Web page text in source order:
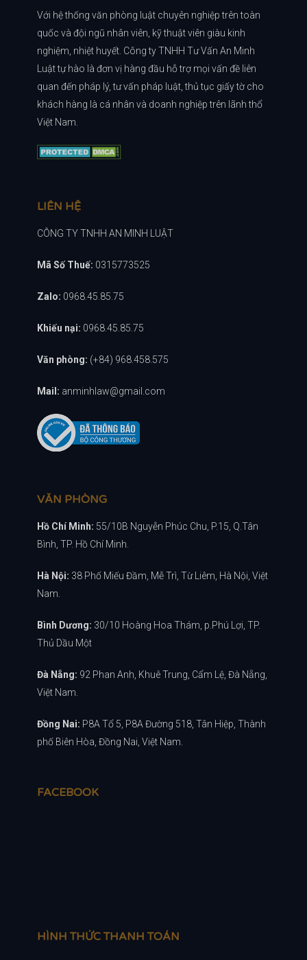
Với hệ thống văn phòng luật chuyên nghiệp trên toàn
quốc và đội ngũ nhân viên, kỹ thuật viên giàu kinh
nghiệm, nhiệt huyết. Công ty TNHH Tư Vấn An Minh
Luật tự hào là đơn vị hàng đầu hỗ trợ mọi vấn đề liên
quan đến pháp lý, tư vấn pháp luật, thủ tục giấy tờ cho
khách hàng là cá nhân và doanh nghiệp trên lãnh thổ
Việt Nam.
LIÊN HỆ
CÔNG TY TNHH AN MINH LUẬT
Mã Số Thuế: 0315773525
Zalo: 0968.45.85.75
Khiếu nại: 0968.45.85.75
Văn phòng: (+84) 968.458.575
Mail: anminhlaw@gmail.com
VĂN PHÒNG
Hồ Chí Minh: 55/10B Nguyễn Phúc Chu, P.15, Q.Tân
Bình, TP. Hồ Chí Minh.
Hà Nội: 38 Phố Miếu Đầm, Mễ Trì, Từ Liêm, Hà Nội, Việt
Nam.
Bình Dương: 30/10 Hoàng Hoa Thám, p.Phú Lợi, TP.
Thủ Dầu Một
Đà Nẵng: 92 Phan Anh, Khuê Trung, Cẩm Lệ, Đà Nẵng,
Việt Nam.
Đồng Nai: P8A Tổ 5, P8A Đường 518, Tân Hiệp, Thành
phố Biên Hòa, Đồng Nai, Việt Nam.
FACEBOOK
HÌNH THỨC THANH TOÁN